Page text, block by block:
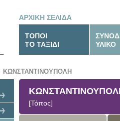
ΑΡΧΙΚΗ ΣΕΛΙΔΑ
ΤΟΠΟΙ
ΤΟ ΤΑΞΙΔΙ
ΥΛΙΚΟ
ΚΩΝΣΤΑΝΤΙΝΟΥΠΟΛΗ
[Τόπος]